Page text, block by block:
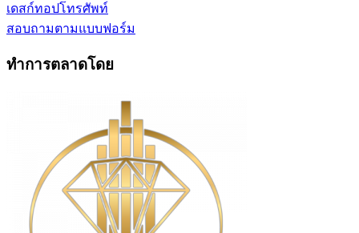
เดสก์ทอปโทรศัพท์
สอบถามตามแบบฟอร์ม
ทำการตลาดโดย